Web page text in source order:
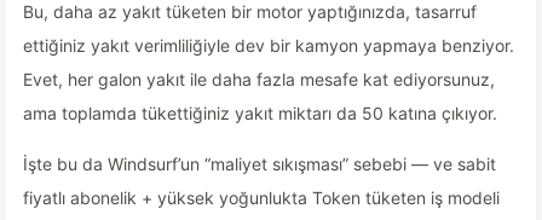
Bu, daha az yakıt tüketen bir motor yaptığınızda, tasarruf
ettiğiniz yakıt verimliliğiyle dev bir kamyon yapmaya benziyor.
Evet, her galon yakıt ile daha fazla mesafe kat ediyorsunuz,
ama toplamda tükettiğiniz yakıt miktarı da 50 katına çıkıyor.
İşte bu da Windsurf’un “maliyet sıkışması” sebebi — ve sabit
fiyatlı abonelik + yüksek yoğunlukta Token tüketen iş modeli